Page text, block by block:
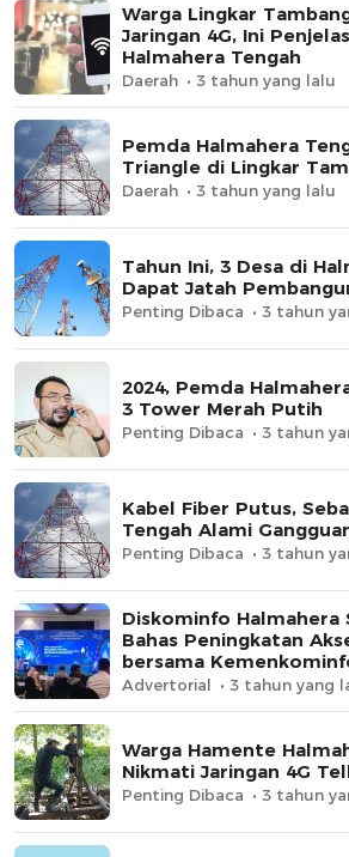
Warga Lingkar
Jaringan 4G, Ini
Halmahera Tengah
Daerah 3 tahun yang lalu
Pemda Halmahera
Triangle di Lingkar
Daerah 3 tahun yang lalu
Tahun Ini, 3 Desa di
Dapat Jatah
Penting Dibaca 3 tahun
2024, Pemda
3 Tower Merah Putih
Penting Dibaca 3 tahun
Kabel Fiber Putus,
Tengah Alami
Penting Dibaca 3 tahun
Diskominfo Halmahera
Bahas Peningkatan
bersama
Advertorial 3 tahun yang
Warga Hamente
Nikmati Jaringan 4G
Penting Dibaca 3 tahun